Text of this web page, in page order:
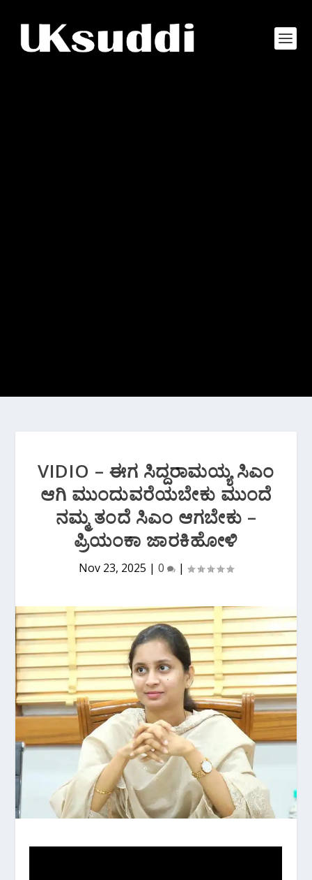
VIDIO – ಈಗ ಸಿದ್ದರಾಮಯ್ಯ ಸಿಎಂ
ಆಗಿ ಮುಂದುವರೆಯಬೇಕು ಮುಂದೆ
ನಮ್ಮ ತಂದೆ ಸಿಎಂ ಆಗಬೇಕು –
ಪ್ರಿಯಂಕಾ ಜಾರಕಿಹೋಳಿ
Nov 23, 2025 | 0 |